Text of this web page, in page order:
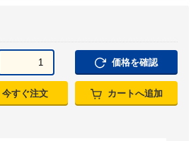
価格を確認
今すぐ注文 カートへ追加